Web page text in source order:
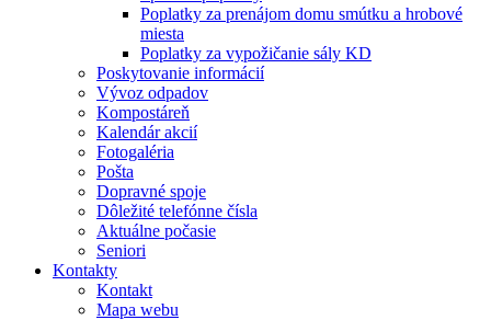
Poplatky za prenájom domu smútku a hrobové
miesta
Poplatky za vypožičanie sály KD
Poskytovanie informácií
Vývoz odpadov
Kompostáreň
Kalendár akcií
Fotogaléria
Pošta
Dopravné spoje
Dôležité telefónne čísla
Aktuálne počasie
Seniori
Kontakty
Kontakt
Mapa webu